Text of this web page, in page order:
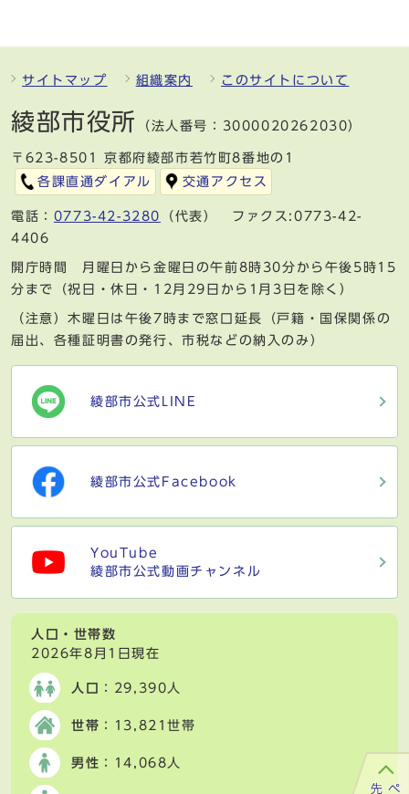
サイトマップ 組織案内 このサイトについて
綾部市役所 （法人番号：3000020262030）
〒623-8501 京都府綾部市若竹町8番地の1
各課直通ダイアル
交通アクセス
電話： 0773-42-3280
（代表） ファクス:0773-42-
4406
開庁時間 月曜日から金曜日の午前8時30分から午後5時15
分まで（祝日・休日・12月29日から1月3日を除く）
（注意）木曜日は午後7時まで窓口延長（戸籍・国保関係の
届出、各種証明書の発行、市税などの納入のみ）
綾部市公式LINE
綾部市公式Facebook
YouTube
綾部市公式動画チャンネル
人口・世帯数
2026年8月1日現在
人口 ：29,390人
世帯 ：13,821世帯
男性 ：14,068人